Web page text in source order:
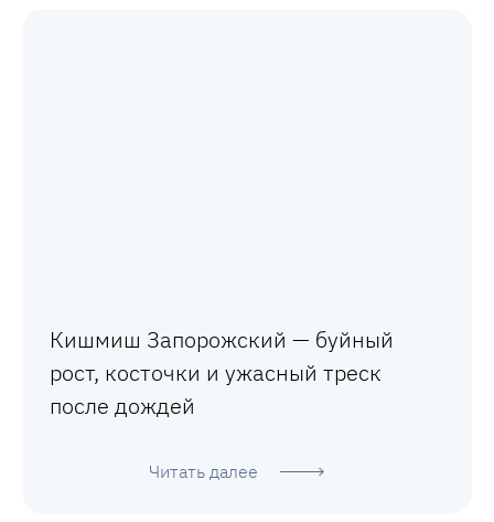
Кишмиш Запорожский — буйный
рост, косточки и ужасный треск
после дождей
Читать далее